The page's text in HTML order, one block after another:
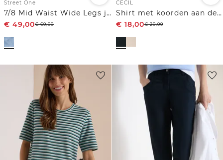
Street One
7/8 Mid Waist Wide Legs jeans in Loose Fit
€ 49,00€69,99
CECIL
Shirt met koorden aan de zijkant
€ 18,00€29,99